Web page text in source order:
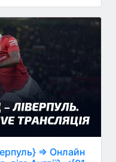
⇒ Онлайн